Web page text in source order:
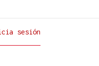
sesión